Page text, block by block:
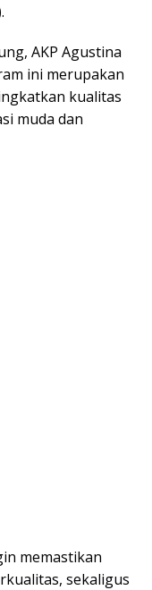
AKP Agustina
ini merupakan
kualitas
muda dan
memastikan
sekaligus